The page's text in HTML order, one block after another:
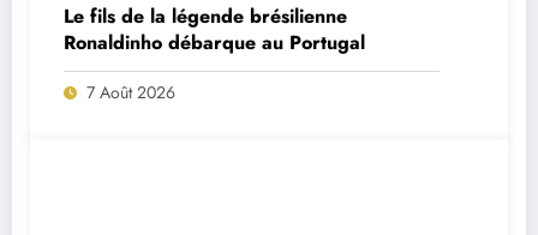
Le fils de la légende brésilienne
Ronaldinho débarque au Portugal
7 Août 2026